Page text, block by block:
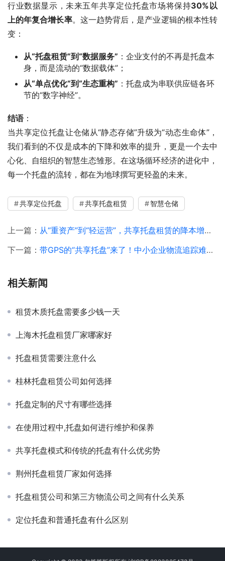
行业数据显示，未来五年共享定位托盘市场将保持30%以
上的年复合增长率。这一趋势背后，是产业逻辑的根本性转
变：
从“托盘租赁”到“数据服务” ：企业支付的不再是托盘本
身，而是流动的“数据载体”；
从“单点优化”到“生态重构” ：托盘成为串联供应链各环
节的“数字神经”。
结语：
当共享定位托盘让仓储从“静态存储”升级为“动态生命体”，
我们看到的不仅是成本的下降和效率的提升，更是一个去中
心化、自组织的智慧生态雏形。在这场循环经济的进化中，
每一个托盘的流转，都在为地球撰写更轻盈的未来。
共享定位托盘 共享托盘租赁 智慧仓储
上一篇： 从“重资产”到“轻运营”，共享托盘租赁的降本增效秘籍
下一篇： 带GPS的“共享托盘”来了！中小企业物流追踪难题有新解
相关新闻
租赁木质托盘需要多少钱一天
上海木托盘租赁厂家哪家好
托盘租赁需要注意什么
桂林托盘租赁公司如何选择
托盘定制的尺寸有哪些选择
在使用过程中,托盘如何进行维护和保养
共享托盘模式和传统的托盘有什么优劣势
荆州托盘租赁厂家如何选择
托盘租赁公司和第三方物流公司之间有什么关系
定位托盘和普通托盘有什么区别